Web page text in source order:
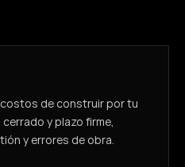
de construir por tu
y plazo firme,
y errores de obra.